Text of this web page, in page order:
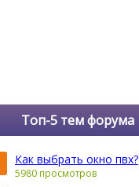
Топ-5 тем форума
Как выбрать окно пвх?
5980 просмотров